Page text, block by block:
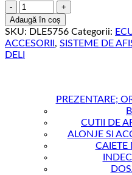
Cantitate
ECUSON
ORIZONTAL
105*70MM
CU
Adaugă în coș
SKU: DLE5756 Categorii:
ACCESORII , SISTEME DE
DELI
PREZENTARE;
CUTII DE
ALONJE SI
CAIETE